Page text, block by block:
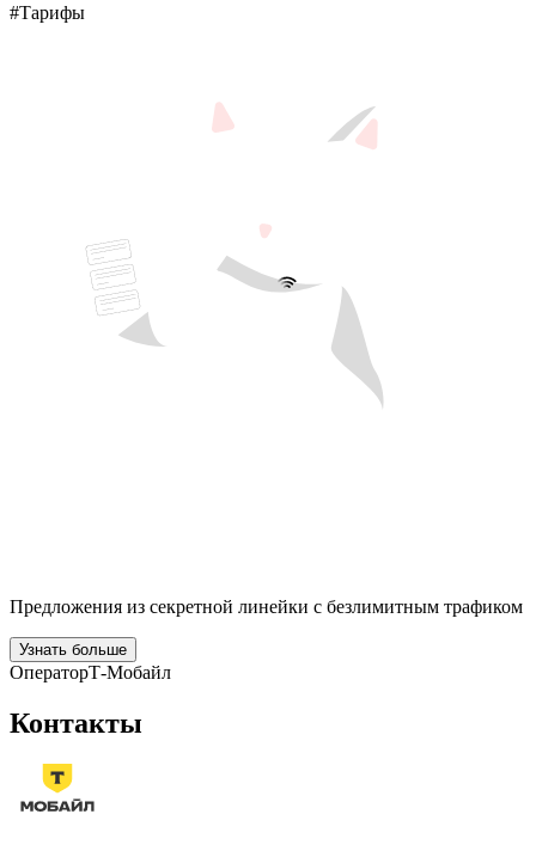
#Тарифы
Предложения из секретной линейки с безлимитным трафиком
Узнать больше
ОператорТ‑Мобайл
Контакты